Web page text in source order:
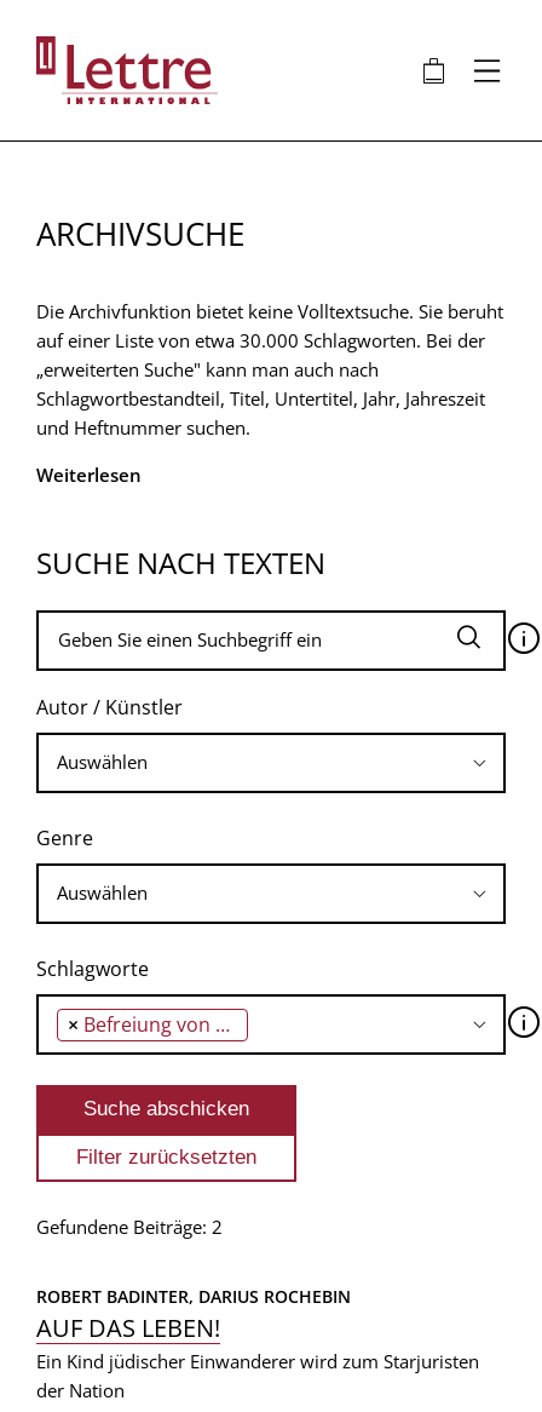
Inhalt
🛍 ⋮
ARCHIVSUCHE
Die Archivfunktion bietet keine Volltextsuche. Sie beruht
auf einer Liste von etwa 30.000 Schlagworten. Bei der
„erweiterten Suche" kann man auch nach
Schlagwortbestandteil, Titel, Untertitel, Jahr, Jahreszeit
und Heftnummer suchen.
Weiterlesen
SUCHE NACH TEXTEN
🛈
Autor / Künstler
Genre
Schlagworte
× Befreiung von Paris 🛈
Gefundene Beiträge: 2
ROBERT BADINTER, DARIUS ROCHEBIN
AUF DAS LEBEN!
Ein Kind jüdischer Einwanderer wird zum Starjuristen
der Nation